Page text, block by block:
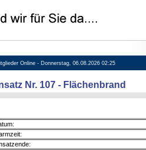
Online - Donnerstag, 06.08.2026 02:25
Nr. 107 - Flächenbrand